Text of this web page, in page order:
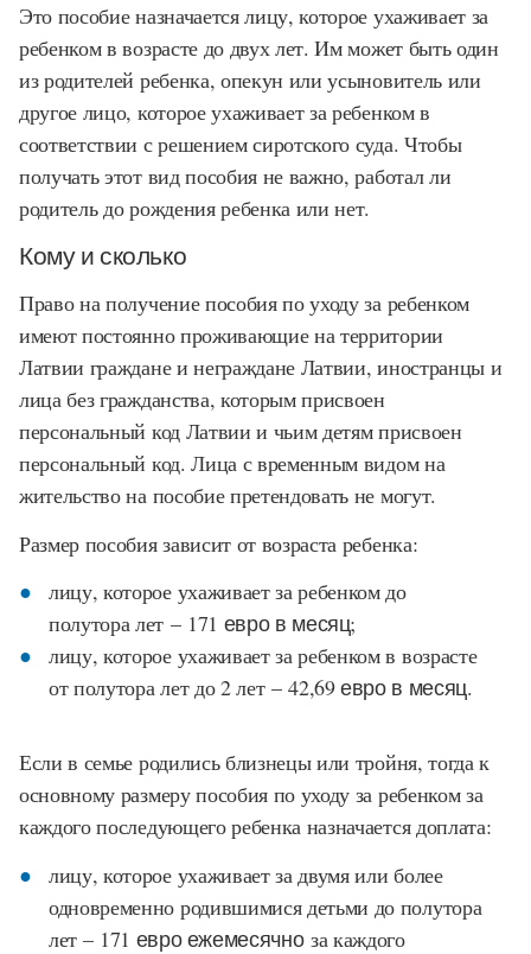
Это пособие назначается лицу, которое ухаживает за
ребенком в возрасте до двух лет. Им может быть один
из родителей ребенка, опекун или усыновитель или
другое лицо, которое ухаживает за ребенком в
соответствии с решением сиротского суда. Чтобы
получать этот вид пособия не важно, работал ли
родитель до рождения ребенка или нет.
Кому и сколько
Право на получение пособия по уходу за ребенком
имеют постоянно проживающие на территории
Латвии граждане и неграждане Латвии, иностранцы и
лица без гражданства, которым присвоен
персональный код Латвии и чьим детям присвоен
персональный код. Лица с временным видом на
жительство на пособие претендовать не могут.
Размер пособия зависит от возраста ребенка:
лицу, которое ухаживает за ребенком до
полутора лет – 171 евро в месяц;
лицу, которое ухаживает за ребенком в возрасте
от полутора лет до 2 лет –42,69 евро в месяц.
Если в семье родились близнецы или тройня, тогда к
основному размеру пособия по уходу за ребенком за
каждого последующего ребенка назначается доплата:
лицу, которое ухаживает за двумя или более
одновременно родившимися детьми до полутора
лет – 171 евро ежемесячноза каждого